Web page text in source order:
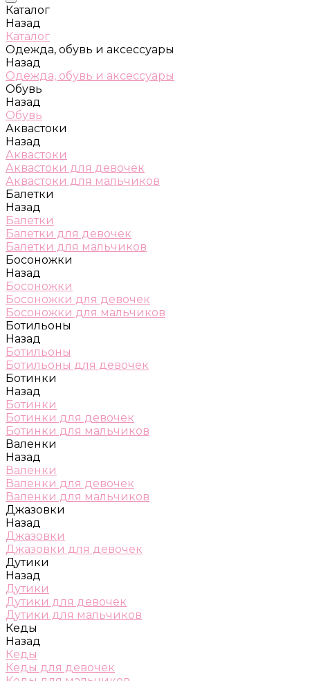
Каталог
Назад
Каталог
Одежда, обувь и аксессуары
Назад
Одежда, обувь и аксессуары
Обувь
Назад
Обувь
Аквастоки
Назад
Аквастоки
Аквастоки для девочек
Аквастоки для мальчиков
Балетки
Назад
Балетки
Балетки для девочек
Балетки для мальчиков
Босоножки
Назад
Босоножки
Босоножки для девочек
Босоножки для мальчиков
Ботильоны
Назад
Ботильоны
Ботильоны для девочек
Ботинки
Назад
Ботинки
Ботинки для девочек
Ботинки для мальчиков
Валенки
Назад
Валенки
Валенки для девочек
Валенки для мальчиков
Джазовки
Назад
Джазовки
Джазовки для девочек
Дутики
Назад
Дутики
Дутики для девочек
Дутики для мальчиков
Кеды
Назад
Кеды
Кеды для девочек